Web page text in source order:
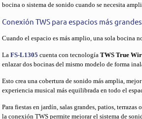
bocina o sistema de sonido cuando se necesita
Conexión TWS para espacios más grandes
Cuando el espacio es más amplio, una sola bocina
LaFS-L1305 cuenta con tecnologíaTWS True
enlazar dos bocinas del mismo modelo de forma
Esto crea una cobertura de sonido más amplia,
experiencia musical más equilibrada en todo el
Para fiestas en jardín, salas grandes, patios, terrazas
la conexión TWS permite mejorar el sistema de